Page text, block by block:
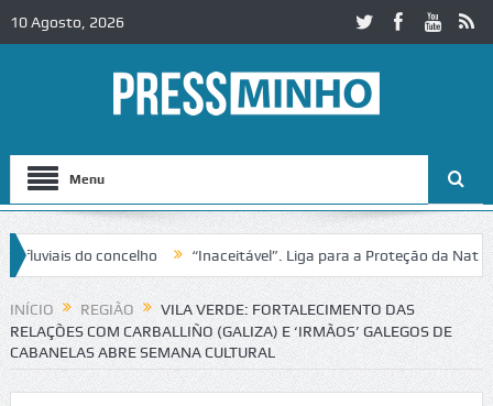
10 Agosto, 2026
Menu
do concelho “Inaceitável”. Liga para a Proteção da Natureza
no IC2 em Alcobaça Igreja do Castelo de Cerveira assegura
INÍCIO REGIÃO
VILA VERDE: FORTALECIMENTO DAS
RELAÇÕES COM CARBALLIÑO (GALIZA) E ‘IRMÃOS’ GALEGOS DE
CABANELAS ABRE SEMANA CULTURAL